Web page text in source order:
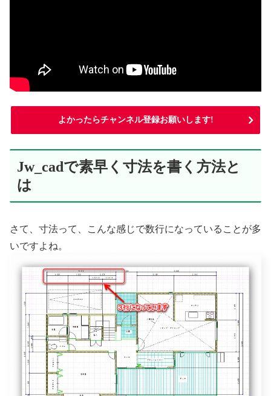
よかったらチャンネル登録お願いします!
Jw_cadで素早く寸法を書く方法と
は
さて、寸法って、こんな感じで数行になっていることが多
いですよね。